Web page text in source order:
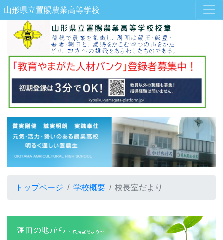
山形県立置賜農業高等学校
トップページ 学校概要 校長室だより